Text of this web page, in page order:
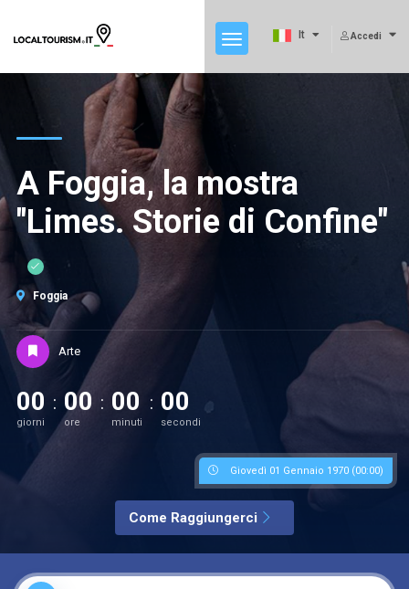
Accedi
It
A Foggia, la mostra
"Limes. Storie di Confine"
Foggia
Arte
00
giorni
00
ore
00
minuti
00
secondi
Giovedì 01 Gennaio 1970 (00:00)
Come Raggiungerci